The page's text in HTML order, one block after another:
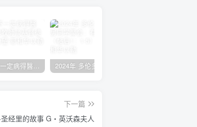
下一篇
经里的故事 G‧英沃森夫人